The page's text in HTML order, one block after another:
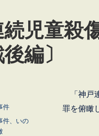
続児童
編〕
「神戸
罪を俯瞰
件
件、いの